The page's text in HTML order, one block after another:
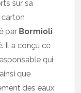
sur sa
carton
par Bormioli
Il a conçu ce
qui
que
des eaux